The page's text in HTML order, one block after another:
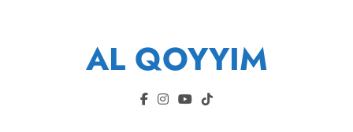
AL QOYYIM
Yayasan Al Qoyyim Sukoharjo